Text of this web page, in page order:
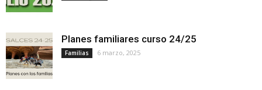
Planes familiares curso 24/25
Familias 6 marzo, 2025